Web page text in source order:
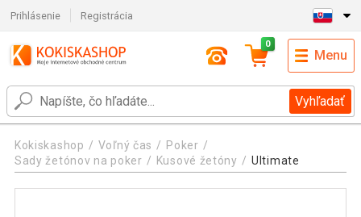
Prihlásenie Registrácia
Vyhľadať
0
Menu
Kokiskashop Voľný čas
Poker
Sady žetónov na poker
Kusové žetóny Ultimate